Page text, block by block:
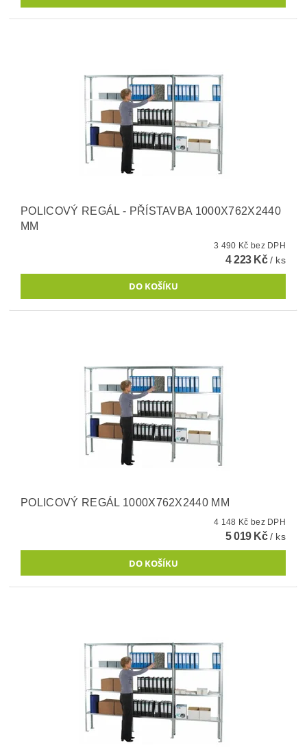
POLICOVÝ REGÁL - PŘÍSTAVBA 1000X762X2440
MM
3 490 Kč bez DPH
4 223 Kč/ ks
POLICOVÝ REGÁL 1000X762X2440 MM
4 148 Kč bez DPH
5 019 Kč/ ks